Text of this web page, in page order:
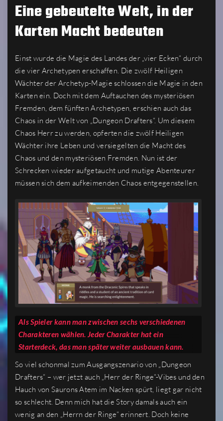
Eine gebeutelte Welt, in der
Karten Macht bedeuten
Einst wurde die Magie des Landes der „vier Ecken“ durch
die vier Archetypen erschaffen. Die zwölf Heiligen
Wächter der Archetyp-Magie schlossen die Magie in den
Karten ein. Doch mit dem Auftauchen des mysteriösen
Fremden, dem fünften Archetypen, erschien auch das
Chaos in der Welt von „Dungeon Drafters“. Um diesem
Chaos Herr zu werden, opferten die zwölf Heiligen
Wächter ihre Leben und versiegelten die Macht des
Chaos und den mysteriösen Fremden. Nun ist der
Schrecken wieder aufgetaucht und mutige Abenteurer
müssen sich dem aufkeimenden Chaos entgegenstellen.
Als Spieler kann man zwischen sechs verschiedenen
Charakteren wählen. Jeder Charakter hat ein
Starterdeck, das man später weiter ausbauen kann.
So viel schonmal zum Ausgangszenario von „Dungeon
Drafters“ – wer jetzt auch „Herr der Ringe“-Vibes und den
Hauch von Saurons Atem im Nacken spürt, liegt gar nicht
so schlecht. Denn mich hat die Story damals auch ein
wenig an den „Herrn der Ringe“ erinnert. Doch keine